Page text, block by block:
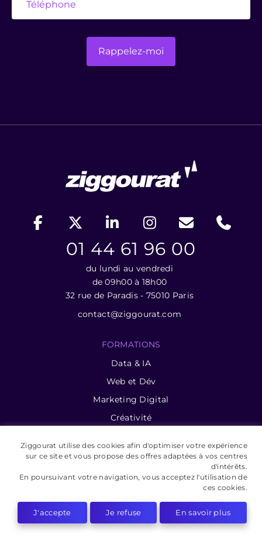
01 44 61 96 00
du lundi au vendredi
de 09h00 à 18h00
32 rue de Paradis - 75010 Paris
contact@ziggourat.com
FORMATIONS
Data & IA
Web et Dév
Marketing Digital
Créativité
Langues
Express
Ziggourat utilise des cookies afin d'optimiser votre expérience
sur ce site et vous propose des offres adaptées à vos centres
d'intérêts.
En poursuivant votre navigation, vous acceptez l'utilisation de
ces cookies.
J'accepte Je refuse En savoir plus